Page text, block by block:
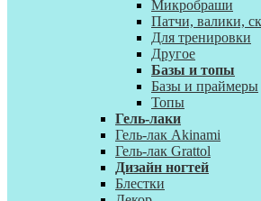
Микробраши
Патчи, валики,
Для тренировки
Другое
Базы и топы
Базы и праймеры
Топы
Гель-лаки
Гель-лак Akinami
Гель-лак Grattol
Дизайн ногтей
Блестки